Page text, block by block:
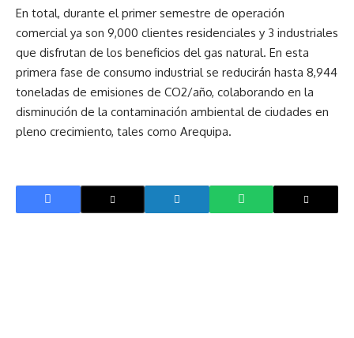
En total, durante el primer semestre de operación
comercial ya son 9,000 clientes residenciales y 3 industriales
que disfrutan de los beneficios del gas natural. En esta
primera fase de consumo industrial se reducirán hasta 8,944
toneladas de emisiones de CO2/año, colaborando en la
disminución de la contaminación ambiental de ciudades en
pleno crecimiento, tales como Arequipa.